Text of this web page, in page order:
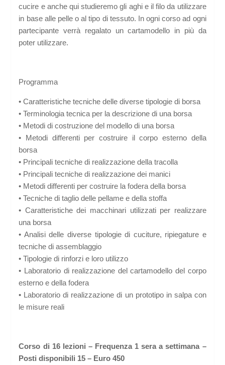
cucire e anche qui studieremo gli aghi e il filo da utilizzare
in base alle pelle o al tipo di tessuto. In ogni corso ad ogni
partecipante verrà regalato un cartamodello in più da
poter utilizzare.
Programma
• Caratteristiche tecniche delle diverse tipologie di borsa
• Terminologia tecnica per la descrizione di una borsa
• Metodi di costruzione del modello di una borsa
• Metodi differenti per costruire il corpo esterno della
borsa
• Principali tecniche di realizzazione della tracolla
• Principali tecniche di realizzazione dei manici
• Metodi differenti per costruire la fodera della borsa
• Tecniche di taglio delle pellame e della stoffa
• Caratteristiche dei macchinari utilizzati per realizzare
una borsa
• Analisi delle diverse tipologie di cuciture, ripiegature e
tecniche di assemblaggio
• Tipologie di rinforzi e loro utilizzo
• Laboratorio di realizzazione del cartamodello del corpo
esterno e della fodera
• Laboratorio di realizzazione di un prototipo in salpa con
le misure reali
Corso di 16 lezioni – Frequenza 1 sera a settimana –
Posti disponibili 15 – Euro 450